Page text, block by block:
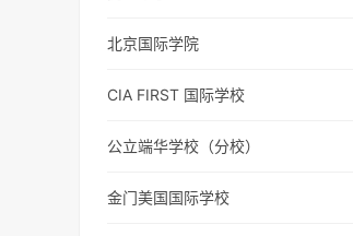
北京国际学院
CIA FIRST 国际学校
公立端华学校（分校）
金门美国国际学校